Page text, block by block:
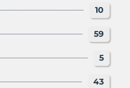
10
59
5
43